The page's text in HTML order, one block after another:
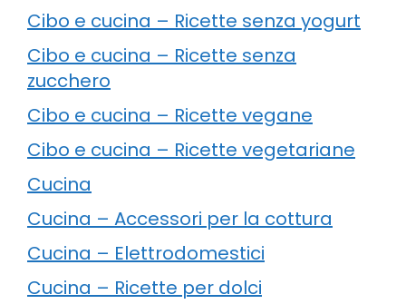
Cibo e cucina – Ricette senza yogurt
Cibo e cucina – Ricette senza
zucchero
Cibo e cucina – Ricette vegane
Cibo e cucina – Ricette vegetariane
Cucina
Cucina – Accessori per la cottura
Cucina – Elettrodomestici
Cucina – Ricette per dolci